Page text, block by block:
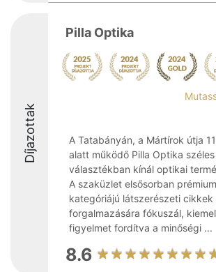
Díjazottak
Pilla Optika
A Tatabányán, a Mártírok útja
alatt működő Pilla Optika széles
választékban kínál optikai
A szaküzlet elsősorban prémium
kategóriájú látszerészeti cikkek
forgalmazására fókuszál,
figyelmet fordítva a minőségi ...
8.6